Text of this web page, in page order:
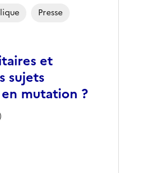
et
sujets
mutation ?
Presse